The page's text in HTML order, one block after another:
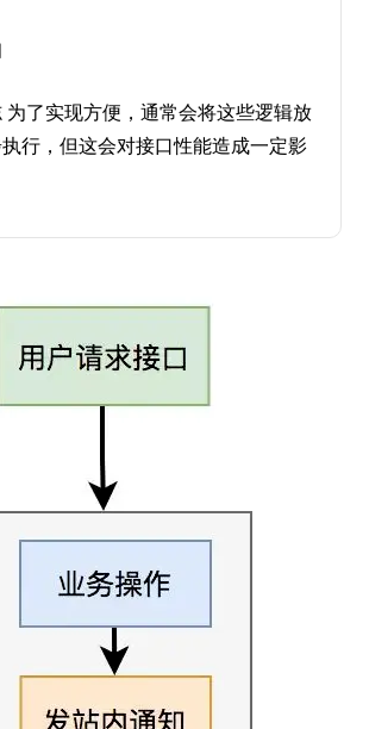
为了实现方便，通常会将这些逻辑放
行，但这会对接口性能造成一定影